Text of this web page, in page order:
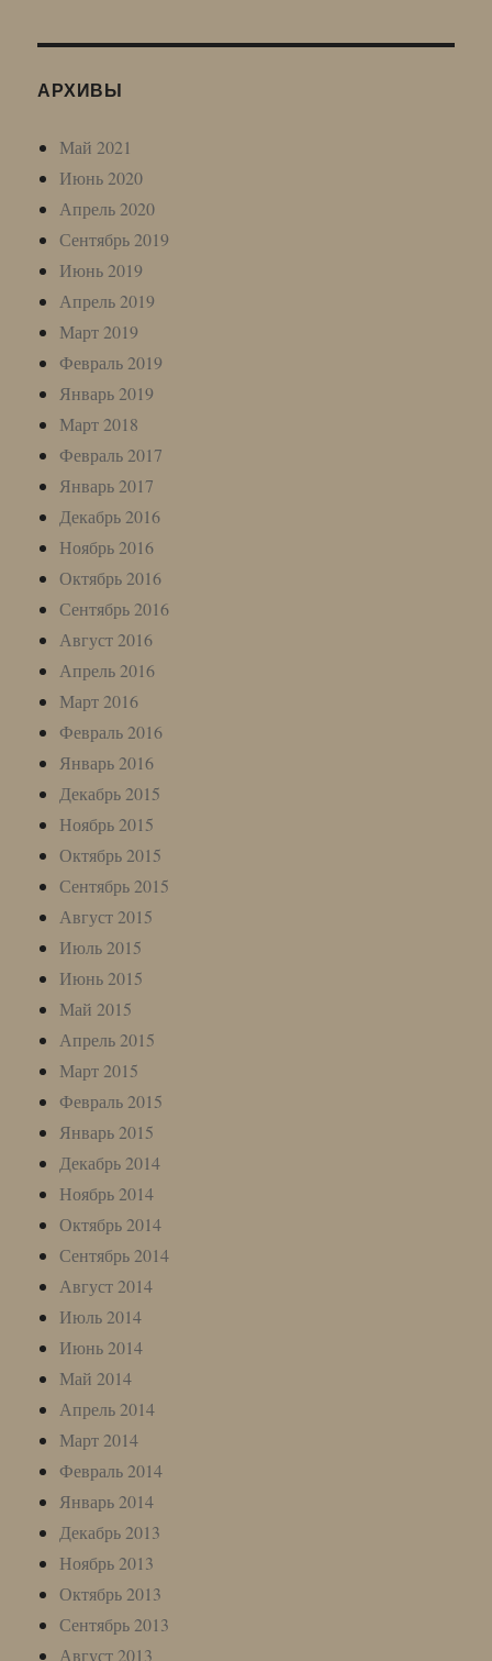
АРХИВЫ
Май 2021
Июнь 2020
Апрель 2020
Сентябрь 2019
Июнь 2019
Апрель 2019
Март 2019
Февраль 2019
Январь 2019
Март 2018
Февраль 2017
Январь 2017
Декабрь 2016
Ноябрь 2016
Октябрь 2016
Сентябрь 2016
Август 2016
Апрель 2016
Март 2016
Февраль 2016
Январь 2016
Декабрь 2015
Ноябрь 2015
Октябрь 2015
Сентябрь 2015
Август 2015
Июль 2015
Июнь 2015
Май 2015
Апрель 2015
Март 2015
Февраль 2015
Январь 2015
Декабрь 2014
Ноябрь 2014
Октябрь 2014
Сентябрь 2014
Август 2014
Июль 2014
Июнь 2014
Май 2014
Апрель 2014
Март 2014
Февраль 2014
Январь 2014
Декабрь 2013
Ноябрь 2013
Октябрь 2013
Сентябрь 2013
Август 2013